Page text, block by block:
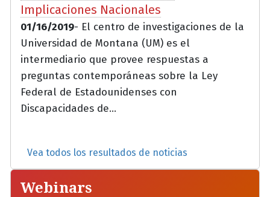
Implicaciones Nacionales
01/16/2019- El centro de investigaciones de la
Universidad de Montana (UM) es el
intermediario que provee respuestas a
preguntas contemporáneas sobre la Ley
Federal de Estadounidenses con
Discapacidades de...
Vea todos los resultados de noticias
Webinars